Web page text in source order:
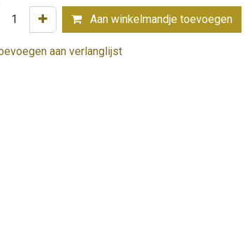
Aan winkelmandje toevoegen
aan verlanglijst